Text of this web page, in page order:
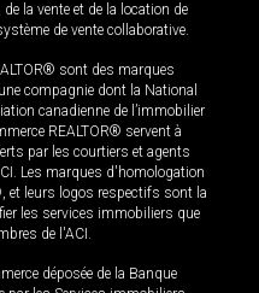
la vente et de la location de
de vente collaborative.
sont des marques
compagnie dont la National
canadienne de l’immobilier
REALTOR® servent à
par les courtiers et agents
Les marques d'homologation
et leurs logos respectifs sont la
les services immobiliers que
de l'ACI.
déposée de la Banque